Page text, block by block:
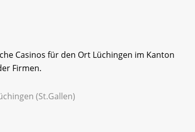
Casinos für den Ort Lüchingen im Kanton
Firmen.
(St.Gallen)